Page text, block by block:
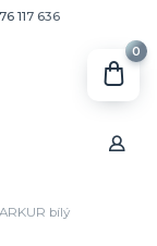
117 636
0
bílý